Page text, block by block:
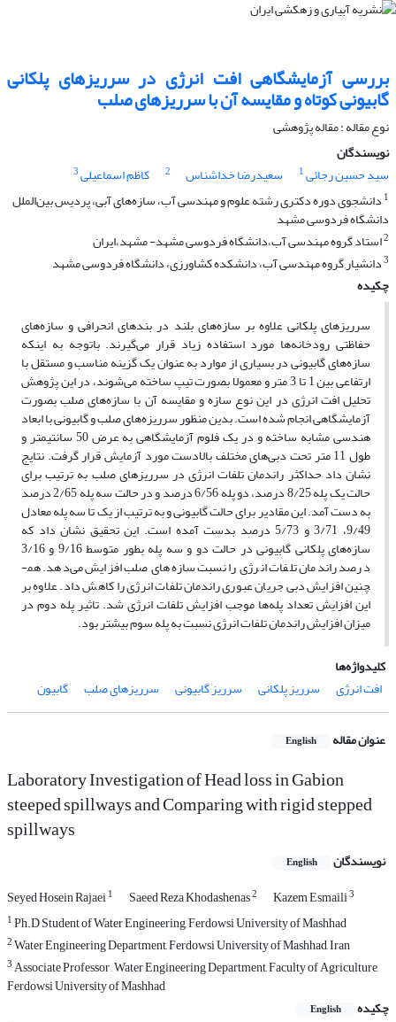
بررسی آزمایشگاهی افت انرژی در سرریزهای پلکانی
گابیونی کوتاه و مقایسه آن با سرریزهای صلب
نوع مقاله : مقاله پژوهشی
نویسندگان
سید حسین رجائی1 سعیدرضا خداشناس 2 کاظم اسماعیلی3
1 دانشجوی دوره دکتری رشته علوم و مهندسی آب، سازه‌های آبی، پردیس بین‌الملل
دانشگاه فردوسی مشهد
2استاد گروه مهندسی آب،دانشگاه فردوسی مشهد- مشهد،ایران
3دانشیار گروه مهندسی آب، دانشکده کشاورزی، دانشگاه فردوسی مشهد
چکیده
سرریز‌های پلکانی علاوه بر سازه‌های بلند در بندهای انحرافی و سازه‌های
حفاظتی رودخانه‌ها مورد استفاده زیاد قرار می‌گیرند. باتوجه به این­که
سازه‌های گابیونی در بسیاری از موارد به عنوان یک گزینه مناسب و مستقل با
ارتفاعی بین 1 تا 3 متر و معمولا بصورت تیپ ساخته می‌شوند، در این پژوهش
تحلیل افت انرژی در این نوع سازه و مقایسه آن با سازه‌های صلب بصورت
آزمایشگاهی انجام شده است. بدین منظور سرریزه‌های صلب و گابیونی با ابعاد
هندسی مشابه ساخته و در یک فلوم آزمایشگاهی به عرض 50 سانتی­متر و
طول 11 متر تحت دبی‌های مختلف بالادست مورد آزمایش قرار گرفت. نتایج
نشان داد حداکثر راندمان تلفات انرژی در سرریزهای صلب به ترتیب برای
حالت یک پله 8/25 درصد، دو پله 6/56 درصد و در حالت سه پله 2/65 درصد
به دست آمد. این مقادیر برای حالت گابیونی و به ترتیب از یک تا سه پله معادل
9/49، 3/71 و 5/73 درصد بدست آمده است. این تحقیق نشان داد که
سازه‌های پلکانی گابیونی در حالت دو و سه پله بطور متوسط 9/16 و 3/16
درصد راندمان تلفات انرژی را نسبت سازه‌های صلب افزایش می‌دهد. هم­
چنین افزایش دبی جریان عبوری راندمان تلفات انرژی را کاهش داد. علاوه بر
این افزایش تعداد پله‌ها موجب افزایش تلفات انرژی شد. تاثیر پله دوم در
میزان افزایش راندمان تلفات انرژی نسبت به پله سوم بیش­تر بود.
کلیدواژه‌ها
افت انرژی
سرریز پلکانی سرریز گابیونی سرریزهای صلب گابیون
عنوان مقاله English
Laboratory Investigation of Head loss in Gabion
steeped spillways and Comparing with rigid stepped
spillways
نویسندگان English
Seyed Hosein Rajaei1 Saeed Reza Khodashenas2 Kazem Esmaili3
1Ph.D Student of Water Engineering, Ferdowsi University of Mashhad
2Water Engineering Department, Ferdowsi University of Mashhad, Iran
3Associate Professor , Water Engineering Department, Faculty of Agriculture,
Ferdowsi University of Mashhad
چکیده
English